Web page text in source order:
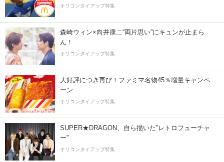
オリコンタイアップ特集
森崎ウィン×向井康二“両片思い”にキュンが止まら
ん！
オリコンタイアップ特集
大好評につき再び！ファミマ名物45％増量キャンペ
ーン
オリコンタイアップ特集
SUPER★DRAGON、自ら描いた”レトロフューチャ
ー”
オリコンタイアップ特集